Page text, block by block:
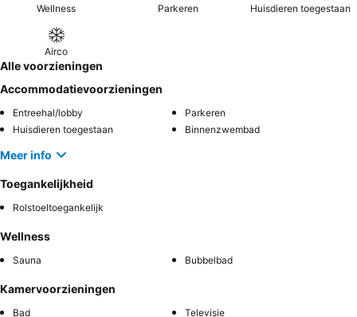
Wellness Parkeren Huisdieren toegestaan
Airco
Alle voorzieningen
Accommodatievoorzieningen
Entreehal/lobby
Parkeren
Huisdieren toegestaan
Binnenzwembad
Meer info
Toegankelijkheid
Rolstoeltoegankelijk
Wellness
Sauna Bubbelbad
Kamervoorzieningen
Bad Televisie